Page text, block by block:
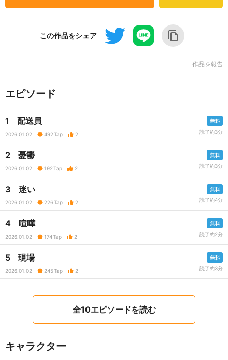
この作品をシェア
作品を報告
エピソード
1 配送員
2026.01.02 492Tap 2 読了約3分
2 憂鬱
2026.01.02 192Tap 2 読了約3分
3 迷い
2026.01.02 226Tap 2 読了約4分
4 喧嘩
2026.01.02 174Tap 2 読了約2分
5 現場
2026.01.02 245Tap 2 読了約3分
全10エピソードを読む
キャラクター